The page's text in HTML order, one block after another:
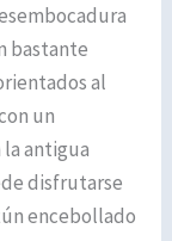
bastante
al
un
antigua
disfrutarse
encebollado